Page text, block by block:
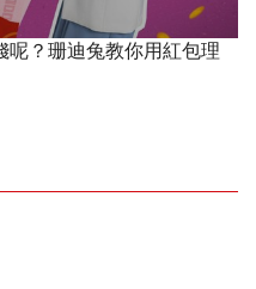
？珊迪兔教你用紅包理